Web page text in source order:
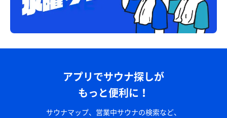
アプリでサウナ探しが
もっと便利に！
サウナマップ、営業中サウナの検索など、